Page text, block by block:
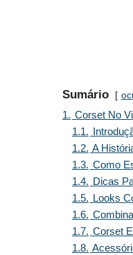
Sumário
1. Corset No
1.1.
1.2. A
1.3. Como
1.4. Dicas
1.5. Looks
1.6.
1.7. Corset
1.8.